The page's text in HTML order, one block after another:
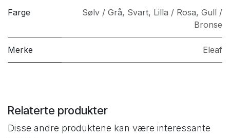
Farge Sølv / Grå, Svart, Lilla / Rosa, Gull /
Bronse
Merke Eleaf
Relaterte produkter
Disse andre produktene kan være interessante